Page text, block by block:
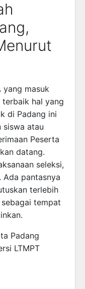
yang masuk
terbaik hal yang
di Padang ini
siswa atau
Peserta
datang.
seleksi,
Ada pantasnya
terlebih
tempat
Padang
LTMPT